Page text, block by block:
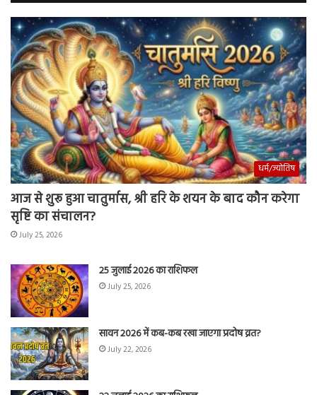
धर्म/ज्योतिष
आज से शुरू हुआ चातुर्मास, श्री हरि के शयन के बाद कौन करेगा
सृष्टि का संचालन?
July 25, 2026
25 जुलाई 2026 का राशिफल
July 25, 2026
सावन 2026 में कब-कब रखा जाएगा प्रदोष व्रत?
July 22, 2026